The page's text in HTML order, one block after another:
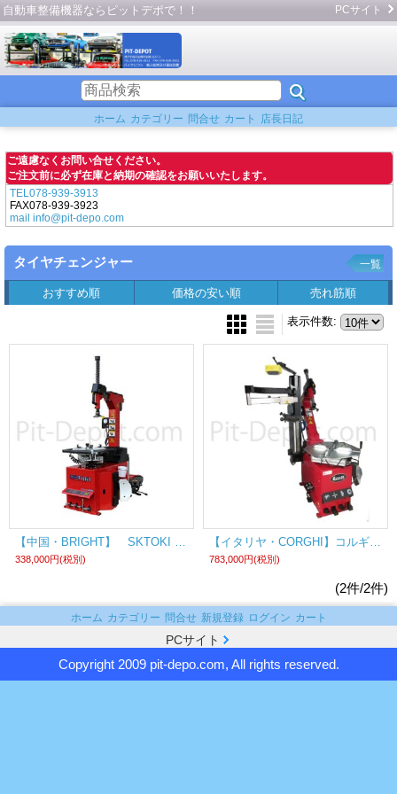
自動車整備機器ならピットデポで！！ PCサイト
ホーム カテゴリー 問合せ カート 店長日記
ご遠慮なくお問い合せください。
ご注文前に必ず在庫と納期の確認をお願いいたします。
TEL078-939-3913
FAX078-939-3923
mail info@pit-depo.com
タイヤチェンジャー 一覧
おすすめ順 価格の安い順 売れ筋順
表示件数:
338,000円(税別) 783,000円(税別)
(2件/2件)
ホーム カテゴリー 問合せ 新規登録 ログイン カート
PCサイト
Copyright 2009 pit-depo.com, All rights reserved.